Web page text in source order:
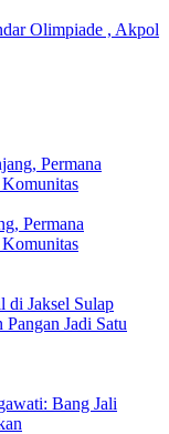
Olimpiade , Akpol
Permana
Jaksel Sulap
Jadi Satu
Bang Jali